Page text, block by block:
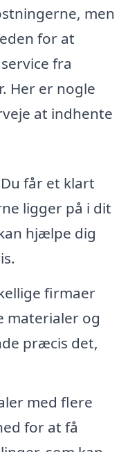
men
for at
fra
Her er nogle
at indhente
Du får et klart
ligger på i dit
hjælpe dig
firmaer
materialer og
præcis det,
med flere
for at få